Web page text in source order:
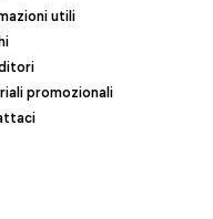
utili
promozionali